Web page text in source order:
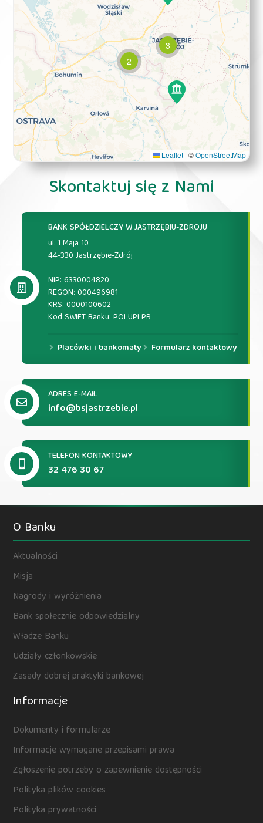
2
3
Leaflet | ©OpenStreetMap
Skontaktuj się z Nami
BANK SPÓŁDZIELCZY W JASTRZĘBIU-ZDROJU
ul. 1 Maja 10
44-330 Jastrzębie-Zdrój
NIP: 6330004820
REGON: 000496981
KRS: 0000100602
Kod SWIFT Banku: POLUPLPR
Placówki i bankomaty Formularz kontaktowy
ADRES E-MAIL
info@bsjastrzebie.pl
TELEFON KONTAKTOWY
32 476 30 67
O Banku
Aktualności
Misja
Nagrody i wyróżnienia
Bank społecznie odpowiedzialny
Władze Banku
Udziały członkowskie
Zasady dobrej praktyki bankowej
Informacje
Dokumenty i formularze
Informacje wymagane przepisami prawa
Zgłoszenie potrzeby o zapewnienie dostępności
Polityka plików cookies
Polityka prywatności